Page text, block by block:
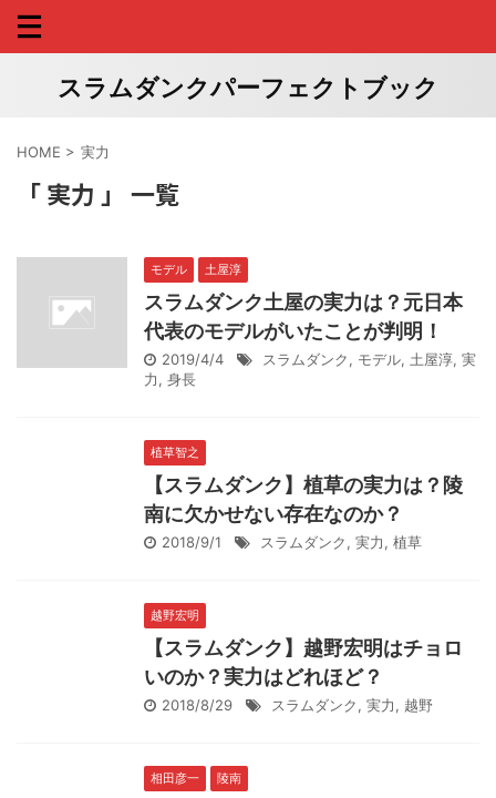
スラムダンクパーフェクトブック
HOME > 実力
「 実力 」 一覧
モデル 土屋淳
スラムダンク土屋の実力は？元日本
代表のモデルがいたことが判明！
2019/4/4 スラムダンク, モデル, 土屋淳, 実
力, 身長
植草智之
【スラムダンク】植草の実力は？陵
南に欠かせない存在なのか？
2018/9/1 スラムダンク, 実力, 植草
越野宏明
【スラムダンク】越野宏明はチョロ
いのか？実力はどれほど？
2018/8/29 スラムダンク, 実力, 越野
相田彦一 陵南